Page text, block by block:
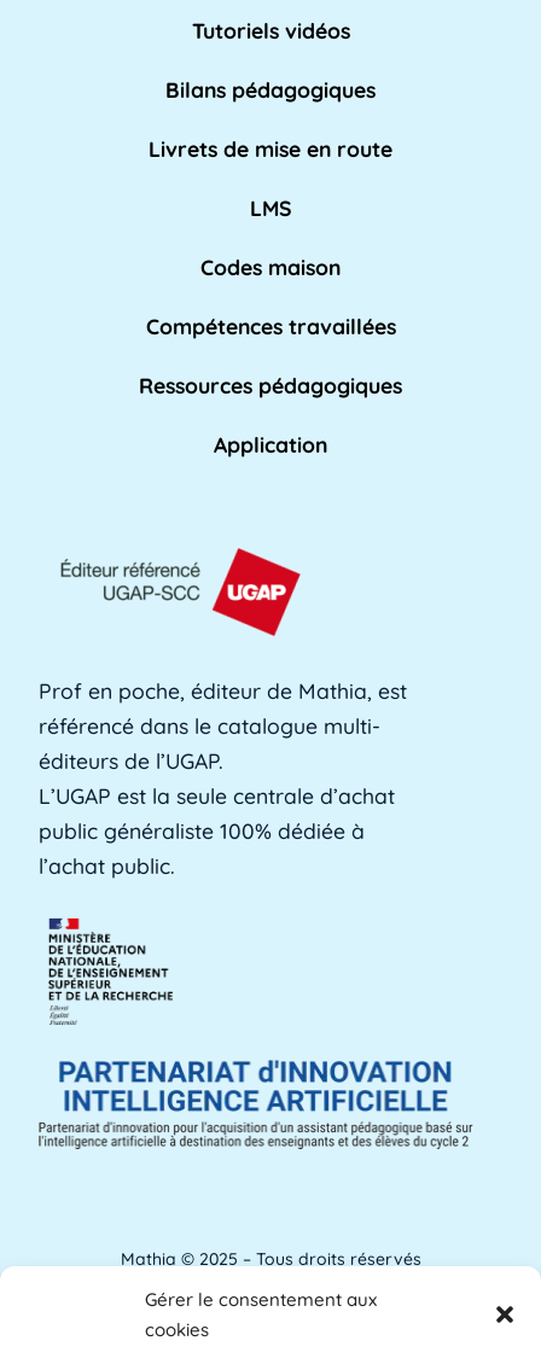
Gérer le consentement aux
cookies
nationale pour [...]Lire plus »
non-enseignant qui travaille dans les [...]
Affaires académiques
chargée de soutenir l'apprentissage et les [...]
L'AFPA, ou Association nationale pour la
formation professionnelle des adultes, est une
Alerte précoce
L'alerte précoce est un outil en ligne que les
établissements utilisent pour identifier les [...]
Lire plus »
Aménagements d'apprentissage
Les aménagements d'apprentissage peuvent
faire référence à du temps supplémentaire
pour la [...]
ANACT
ANACT est l'acronyme de l'Agence nationale
Analyse de l'apprentissage
Tutoriels vidéos
Bilans pédagogiques
Livrets de mise en route
LMS
Codes maison
Compétences travaillées
Ressources pédagogiques
Application
Prof en poche, éditeur de Mathia, est
référencé dans le catalogue multi-
éditeurs de l’UGAP.
L’UGAP est la seule centrale d’achat
public généraliste 100% dédiée à
l’achat public.
Mathia © 2025 – Tous droits réservés
Mentions Légales